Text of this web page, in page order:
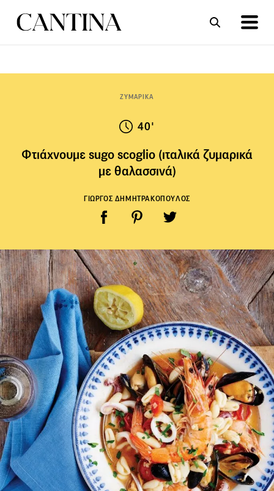
ΖΥΜΑΡΙΚΑ
40'
Φτιάχνουμε sugo scoglio (ιταλικά ζυμαρικά
με θαλασσινά)
ΓΙΩΡΓΟΣ ΔΗΜΗΤΡΑΚΟΠΟΥΛΟΣ